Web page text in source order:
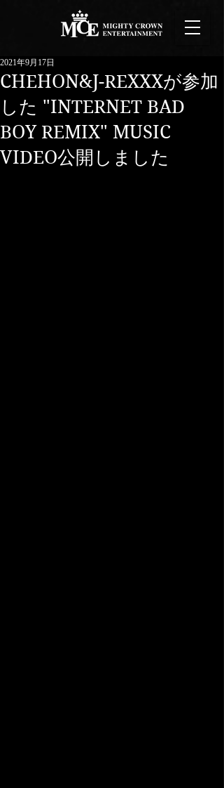
CHEHON&J-REXXXが参加
した "INTERNET BAD
BOY REMIX" MUSIC
VIDEO公開しました
2021年9月17日